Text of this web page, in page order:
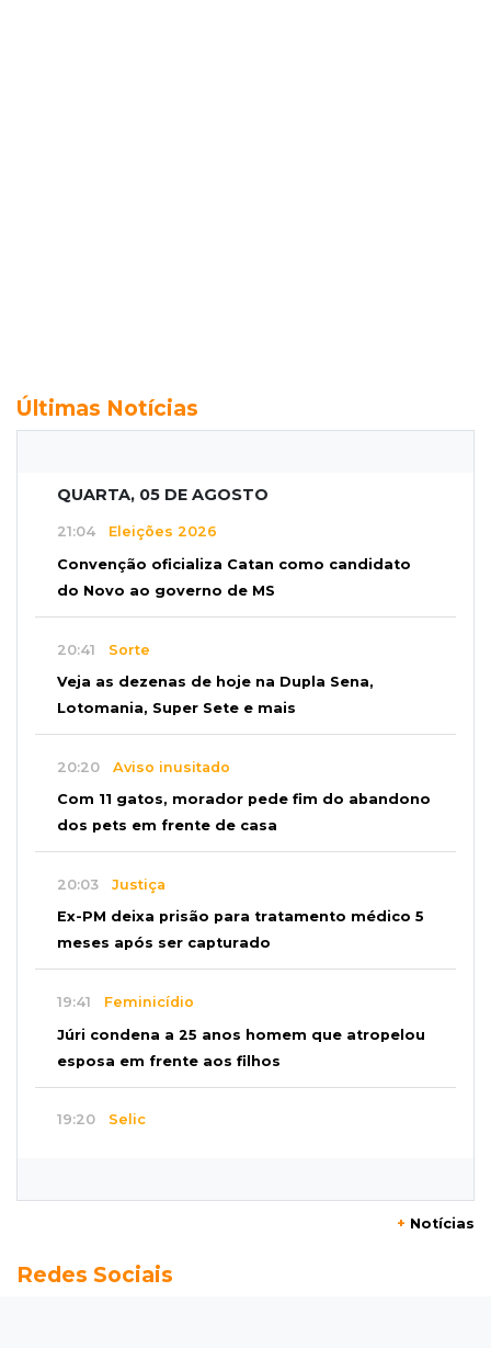
Últimas Notícias
QUARTA, 05 DE AGOSTO
21:04 Eleições 2026
Convenção oficializa Catan como candidato
do Novo ao governo de MS
20:41 Sorte
Veja as dezenas de hoje na Dupla Sena,
Lotomania, Super Sete e mais
20:20 Aviso inusitado
Com 11 gatos, morador pede fim do abandono
dos pets em frente de casa
20:03 Justiça
Ex-PM deixa prisão para tratamento médico 5
meses após ser capturado
19:41 Feminicídio
Júri condena a 25 anos homem que atropelou
esposa em frente aos filhos
19:20 Selic
Dólar comercial fecha cotado a R$ 5,12 com
+ Notícias
Redes Sociais